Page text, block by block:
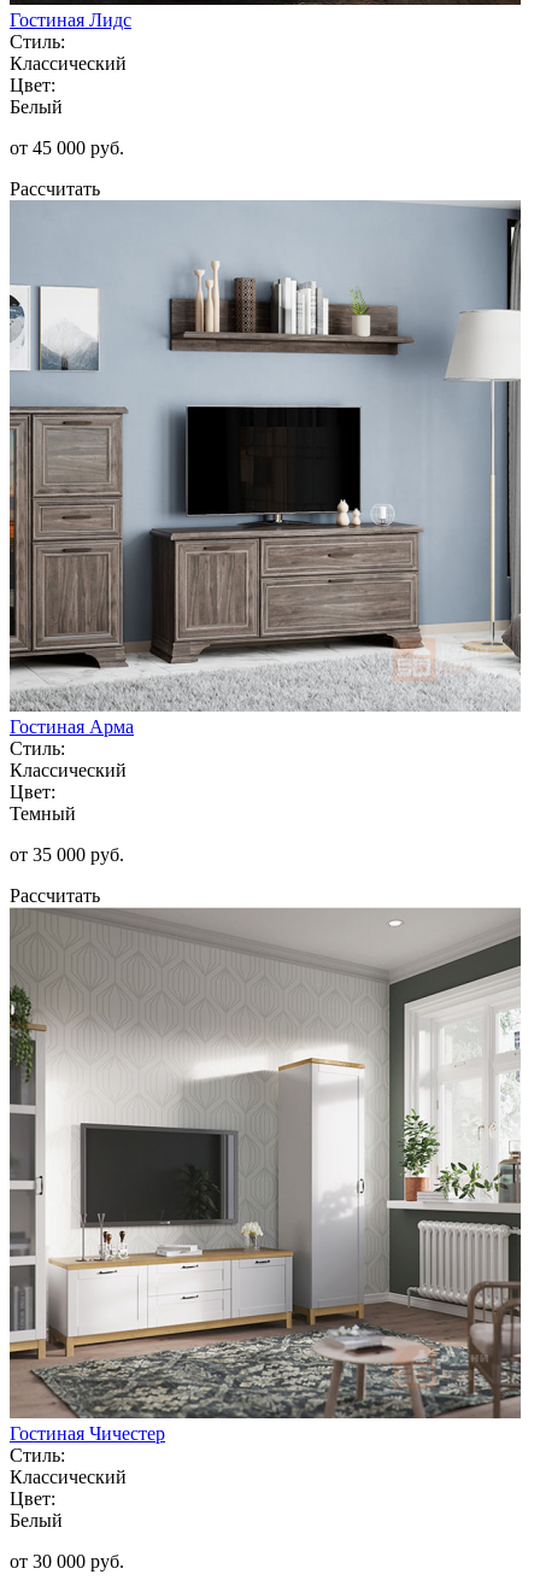
Гостиная Лидс
Стиль:
Классический
Цвет:
Белый
от 45 000 руб.
Рассчитать
Гостиная Арма
Стиль:
Классический
Цвет:
Темный
от 35 000 руб.
Рассчитать
Гостиная Чичестер
Стиль:
Классический
Цвет:
Белый
от 30 000 руб.